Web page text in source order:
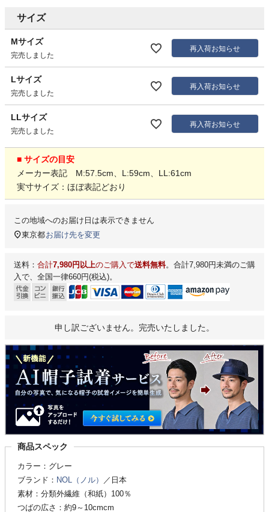
サイズ
Mサイズ
完売しました
再入荷お知らせ
Lサイズ
完売しました
再入荷お知らせ
LLサイズ
完売しました
再入荷お知らせ
■ サイズの目安
メーカー表記 M:57.5cm、L:59cm、LL:61cm
実寸サイズ：ほぼ表記どおり
この地域へのお届け日は表示できません
東京都お届け先を変更
送料： 合計7,980円以上のご購入で送料無料。合計7,980円未満のご購
入で、全国一律660円(税込)。
申し訳ございません。完売いたしました。
商品スペック
カラー：グレー
ブランド： NOL（ノル）
／日本
素材：分類外繊維（和紙）100％
つばの広さ：約9～10cmcm